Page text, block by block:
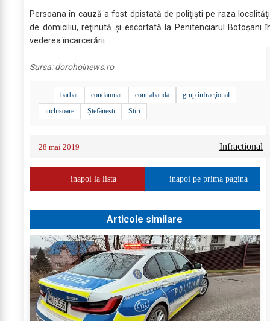
Persoana în cauză a fost dpistată de poliţişti pe raza
de domiciliu, reţinută şi escortată la Penitenciarul Botoşani
vederea încarcerării.
Sursa:dorohoinews.ro
barbat condamnat contrabanda
grup infracţional
inchisoare
Ștefănești Stiri
28 mai 2019 Infractional
inapoi la lista inapoi pe prima pagina
Articole similare